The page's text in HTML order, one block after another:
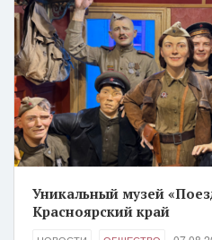
Уникальный музей
Красноярский край